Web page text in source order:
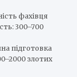
фахівця
300–700
підготовка
злотих